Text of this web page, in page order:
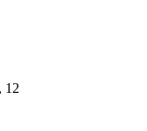
12